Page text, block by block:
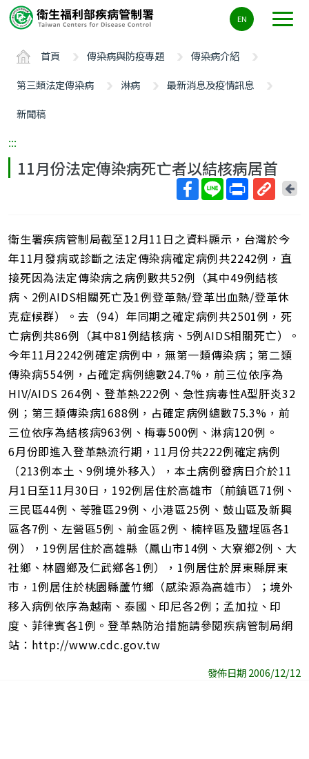
要
ALT+C
EN
首頁 傳染病與防疫專題
傳染病介紹
第三類法定傳染病
淋病
最新消息及疫情訊息
新聞稿
:::
11月份法定傳染病死亡者以結核病居首
短
網
址
回
衛生署疾病管制局截至12月11日之資料顯示，台灣於今
年11月發病或診斷之法定傳染病確定病例共2242例，直
接死因為法定傳染病之病例數共52例（其中49例結核
病、2例AIDS相關死亡及1例登革熱/登革出血熱/登革休
克症候群）。去（94）年同期之確定病例共2501例，死
亡病例共86例（其中81例結核病、5例AIDS相關死亡）。
今年11月2242例確定病例中，無第一類傳染病；第二類
傳染病554例，占確定病例總數24.7%，前三位依序為
HIV/AIDS 264例、登革熱222例、急性病毒性A型肝炎32
例；第三類傳染病1688例，占確定病例總數75.3%，前
三位依序為結核病963例、梅毒500例、淋病120例。
6月份即進入登革熱流行期，11月份共222例確定病例
（213例本土、9例境外移入），本土病例發病日介於11
月1日至11月30日，192例居住於高雄市（前鎮區71例、
三民區44例、苓雅區29例、小港區25例、鼓山區及新興
區各7例、左營區5例、前金區2例、楠梓區及鹽埕區各1
例），19例居住於高雄縣（鳳山市14例、大寮鄉2例、大
社鄉、林園鄉及仁武鄉各1例），1例居住於屏東縣屏東
市，1例居住於桃園縣蘆竹鄉（感染源為高雄市）；境外
移入病例依序為越南、泰國、印尼各2例；孟加拉、印
度、菲律賓各1例。登革熱防治措施請參閱疾病管制局網
站：http://www.cdc.gov.tw
發佈日期 2006/12/12